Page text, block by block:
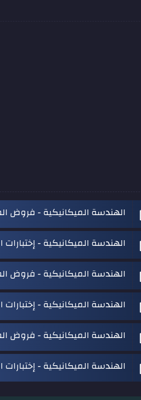
الهندسة الميكانيكية - فروض
الهندسة الميكانيكية - إختبارات
الهندسة الميكانيكية - فروض
الهندسة الميكانيكية - إختبارات
الهندسة الميكانيكية - فروض
الهندسة الميكانيكية - إختبارات